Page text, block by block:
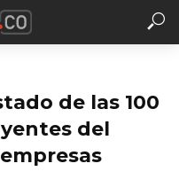
de las 100
del